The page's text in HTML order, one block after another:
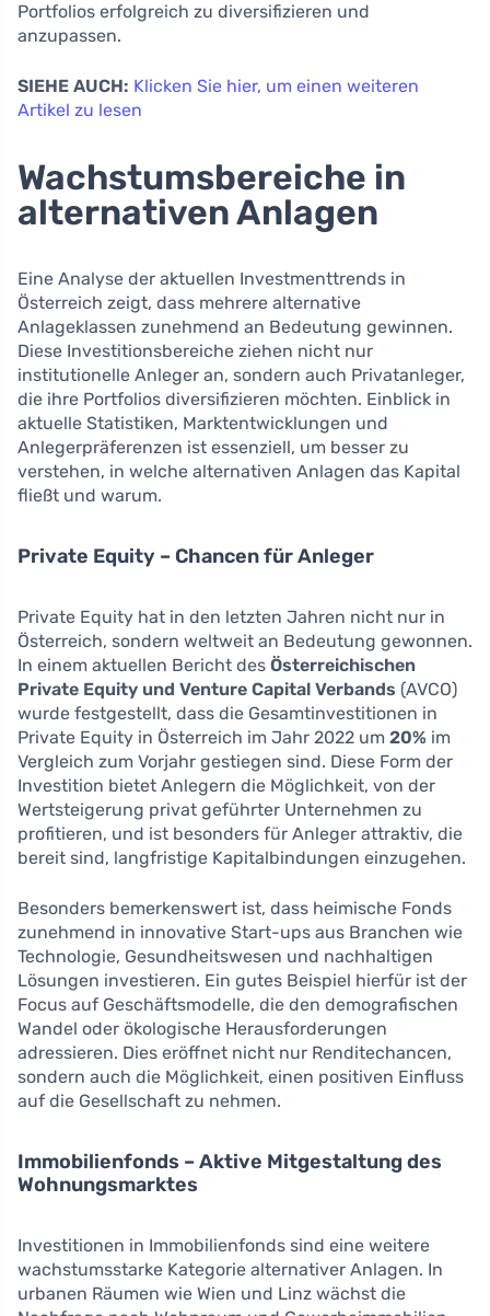
Portfolios erfolgreich zu diversifizieren und
anzupassen.
SIEHE AUCH: Klicken Sie hier, um einen weiteren
Artikel zu lesen
Wachstumsbereiche in
alternativen Anlagen
Eine Analyse der aktuellen Investmenttrends in
Österreich zeigt, dass mehrere alternative
Anlageklassen zunehmend an Bedeutung gewinnen.
Diese Investitionsbereiche ziehen nicht nur
institutionelle Anleger an, sondern auch Privatanleger,
die ihre Portfolios diversifizieren möchten. Einblick in
aktuelle Statistiken, Marktentwicklungen und
Anlegerpräferenzen ist essenziell, um besser zu
verstehen, in welche alternativen Anlagen das Kapital
fließt und warum.
Private Equity – Chancen für Anleger
Private Equity hat in den letzten Jahren nicht nur in
Österreich, sondern weltweit an Bedeutung gewonnen.
In einem aktuellen Bericht des Österreichischen
Private Equity und Venture Capital Verbands (AVCO)
wurde festgestellt, dass die Gesamtinvestitionen in
Private Equity in Österreich im Jahr 2022 um 20% im
Vergleich zum Vorjahr gestiegen sind. Diese Form der
Investition bietet Anlegern die Möglichkeit, von der
Wertsteigerung privat geführter Unternehmen zu
profitieren, und ist besonders für Anleger attraktiv, die
bereit sind, langfristige Kapitalbindungen einzugehen.
Besonders bemerkenswert ist, dass heimische Fonds
zunehmend in innovative Start-ups aus Branchen wie
Technologie, Gesundheitswesen und nachhaltigen
Lösungen investieren. Ein gutes Beispiel hierfür ist der
Focus auf Geschäftsmodelle, die den demografischen
Wandel oder ökologische Herausforderungen
adressieren. Dies eröffnet nicht nur Renditechancen,
sondern auch die Möglichkeit, einen positiven Einfluss
auf die Gesellschaft zu nehmen.
Immobilienfonds – Aktive Mitgestaltung des
Wohnungsmarktes
Investitionen in Immobilienfonds sind eine weitere
wachstumsstarke Kategorie alternativer Anlagen. In
urbanen Räumen wie Wien und Linz wächst die